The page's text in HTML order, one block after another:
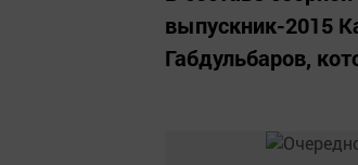
выпускник-2015
Габдульбаров,